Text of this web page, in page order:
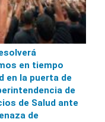
en tiempo
en la puerta de
de
de Salud ante
de